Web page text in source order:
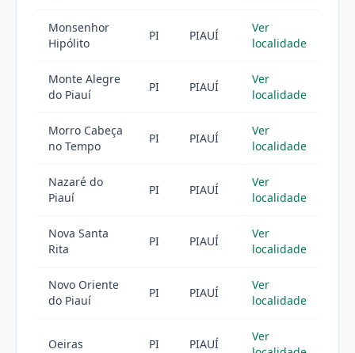
Monsenhor
Hipólito
PI PIAUÍ
Ver
localidade
Monte Alegre
do Piauí
PI PIAUÍ
Ver
localidade
Morro Cabeça
no Tempo
PI PIAUÍ
Ver
localidade
Nazaré do
Piauí
PI PIAUÍ
Ver
localidade
Nova Santa
Rita
PI PIAUÍ
Ver
localidade
Novo Oriente
do Piauí
PI PIAUÍ
Ver
localidade
Oeiras PI PIAUÍ
Ver